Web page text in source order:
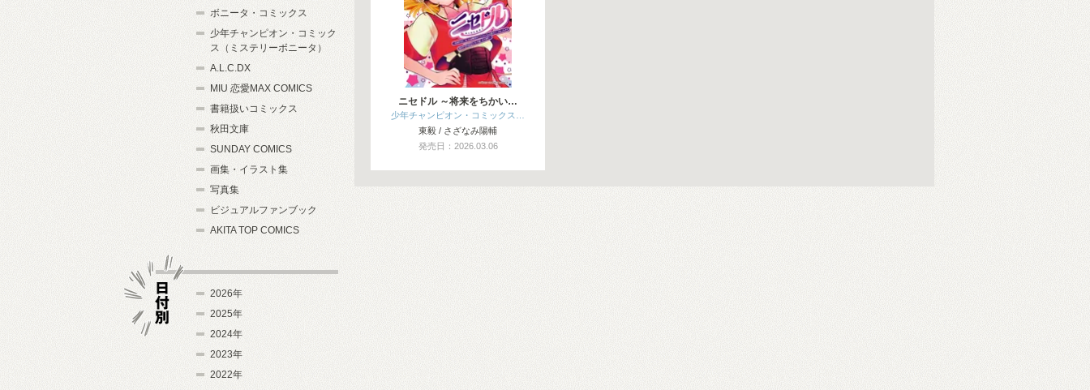
ニセドル ～将来をちかい…
少年チャンピオン・コミックス…
東毅 / さざなみ陽輔
発売日：2026.03.06
ボニータ・コミックス
少年チャンピオン・コミック
ス（ミステリーボニータ）
A.L.C.DX
MIU 恋愛MAX COMICS
書籍扱いコミックス
秋田文庫
SUNDAY COMICS
画集・イラスト集
写真集
ビジュアルファンブック
AKITA TOP COMICS
2026年
2025年
2024年
2023年
2022年